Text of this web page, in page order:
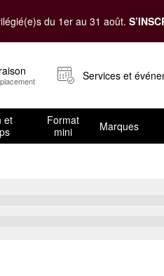
du 1er au 31 août.
Services et
et
Format
mini
Marques